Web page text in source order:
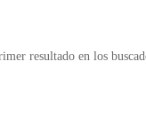
resultado en los